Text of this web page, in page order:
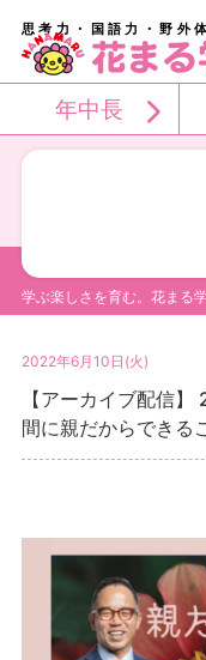
思考力・国語力・野外
年中長
学ぶ楽しさを育む。花まる
2022年6月10日(火)
【アーカイブ配信
間に親だからできる